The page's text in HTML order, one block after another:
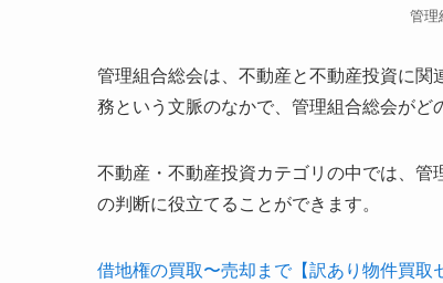
管理
管理組合総会は、不動産と不動産投資に
務という文脈のなかで、管理組合総会がど
不動産・不動産投資カテゴリの中では、
の判断に役立てることができます。
借地権の買取〜売却まで【訳あり物件買取